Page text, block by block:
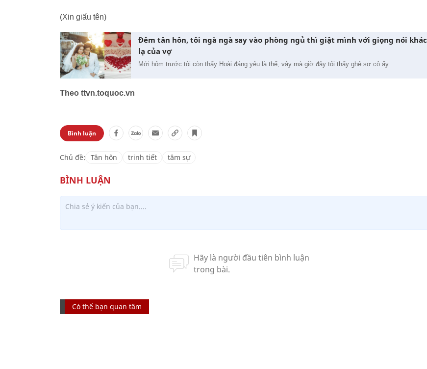
(Xin giấu tên)
Đêm tân hôn, tôi ngà ngà say vào phòng ngủ thì giật mình với giọng nói khác
lạ của vợ
Mới hôm trước tôi còn thấy Hoài đáng yêu là thế, vậy mà giờ đây tôi thấy ghê sợ cô ấy.
Theo ttvn.toquoc.vn
Bình luận
Chủ đề: Tân hôn trinh tiết tâm sự
Có thể bạn quan tâm